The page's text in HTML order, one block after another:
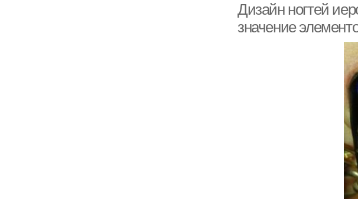
Дизайн ногтей
значение